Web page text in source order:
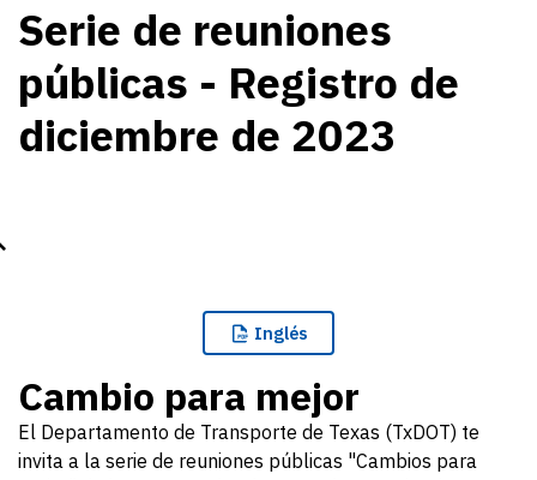
Serie de reuniones
públicas - Registro de
diciembre de 2023
Inglés
Cambio para mejor
El Departamento de Transporte de Texas (TxDOT) te
invita a la serie de reuniones públicas "Cambios para